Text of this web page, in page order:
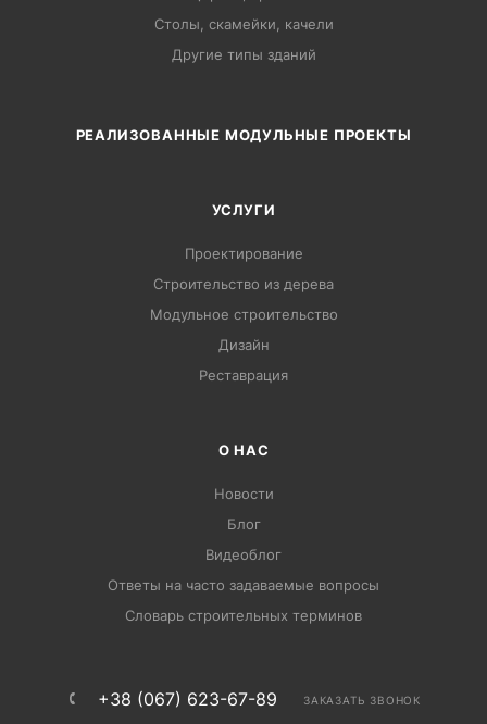
Столы, скамейки, качели
Другие типы зданий
РЕАЛИЗОВАННЫЕ МОДУЛЬНЫЕ ПРОЕКТЫ
УСЛУГИ
Проектирование
Строительство из дерева
Модульное строительство
Дизайн
Pеставрация
О НАС
Новости
Блог
Видеоблог
Ответы на часто задаваемые вопросы
Словарь строительных терминов
+38 (067) 623-67-89 ЗАКАЗАТЬ ЗВОНОК